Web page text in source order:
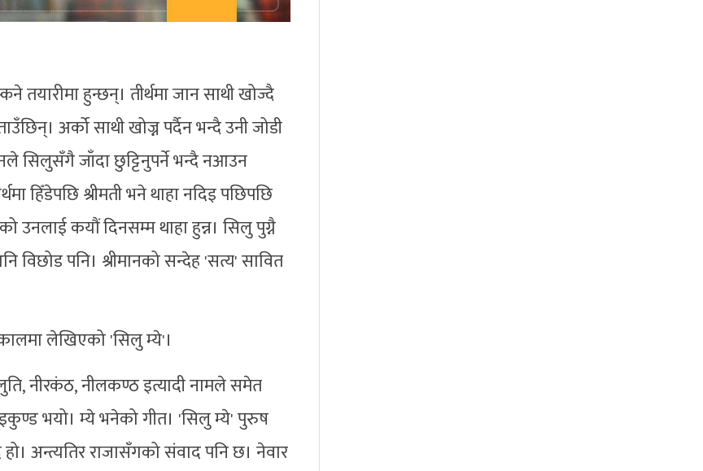
तयारीमा हुन्छन्। तीर्थमा जान साथी खोज्दै
अर्को साथी खोज्न पर्दैन भन्दै उनी जोडी
सिलुसँगै जाँदा छुट्टिनुपर्ने भन्दै नआउन
हिँडेपछि श्रीमती भने थाहा नदिइ पछिपछि
उनलाई कयौं दिनसम्म थाहा हुन्न। सिलु पुग्नै
विछोड पनि। श्रीमानको सन्देह 'सत्य' सावित
लेखिएको 'सिलु म्ये'।
नीरकंठ, नीलकण्ठ इत्यादी नामले समेत
भयो। म्ये भनेको गीत। 'सिलु म्ये' पुरुष
हो। अन्त्यतिर राजासँगको संवाद पनि छ। नेवार